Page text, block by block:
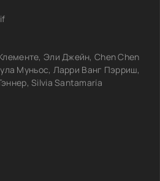
Эли Джейн, Chen Chen
Муньос, Ларри Ванг Пэрриш,
Silvia Santamaría